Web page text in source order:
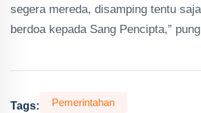
segera mereda, disamping tentu
berdoa kepada Sang Pencipta,”
Tags: Pemerintahan